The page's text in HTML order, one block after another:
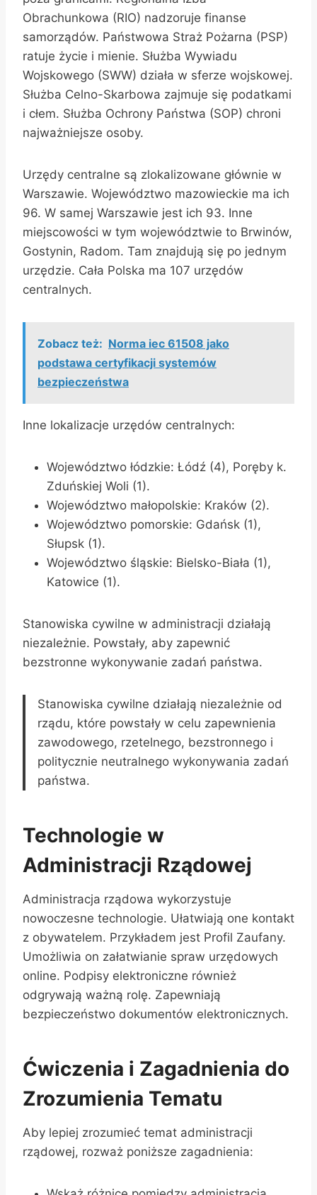
Obrachunkowa (RIO) nadzoruje finanse
samorządów. Państwowa Straż Pożarna (PSP)
ratuje życie i mienie. Służba Wywiadu
Wojskowego (SWW) działa w sferze wojskowej.
Służba Celno-Skarbowa zajmuje się podatkami
i cłem. Służba Ochrony Państwa (SOP) chroni
najważniejsze osoby.
Urzędy centralne są zlokalizowane głównie w
Warszawie. Województwo mazowieckie ma ich
96. W samej Warszawie jest ich 93. Inne
miejscowości w tym województwie to Brwinów,
Gostynin, Radom. Tam znajdują się po jednym
urzędzie. Cała Polska ma 107 urzędów
centralnych.
Zobacz też: Norma iec 61508 jako
podstawa certyfikacji systemów
bezpieczeństwa
Inne lokalizacje urzędów centralnych:
Województwo łódzkie: Łódź (4), Poręby k.
Zduńskiej Woli (1).
Województwo małopolskie: Kraków (2).
Województwo pomorskie: Gdańsk (1),
Słupsk (1).
Województwo śląskie: Bielsko-Biała (1),
Katowice (1).
Stanowiska cywilne w administracji działają
niezależnie. Powstały, aby zapewnić
bezstronne wykonywanie zadań państwa.
Stanowiska cywilne działają niezależnie od
rządu, które powstały w celu zapewnienia
zawodowego, rzetelnego, bezstronnego i
politycznie neutralnego wykonywania zadań
państwa.
Technologie w
Administracji Rządowej
Administracja rządowa wykorzystuje
nowoczesne technologie. Ułatwiają one kontakt
z obywatelem. Przykładem jest Profil Zaufany.
Umożliwia on załatwianie spraw urzędowych
online. Podpisy elektroniczne również
odgrywają ważną rolę. Zapewniają
bezpieczeństwo dokumentów elektronicznych.
Ćwiczenia i Zagadnienia do
Zrozumienia Tematu
Aby lepiej zrozumieć temat administracji
rządowej, rozważ poniższe zagadnienia: